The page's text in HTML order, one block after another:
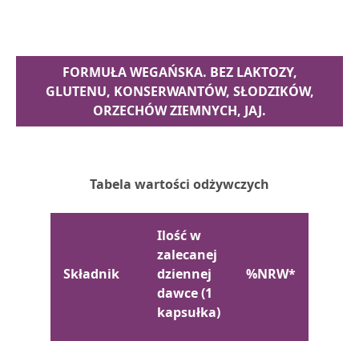
FORMUŁA WEGAŃSKA. BEZ LAKTOZY,
GLUTENU, KONSERWANTÓW, SŁODZIKÓW,
ORZECHÓW ZIEMNYCH, JAJ.
Tabela wartości odżywczych
Składnik
Ilość w
zalecanej
dziennej
dawce (1
kapsułka)
%NRW*